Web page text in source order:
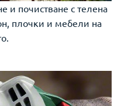
и почистване с телена
плочки и мебели на